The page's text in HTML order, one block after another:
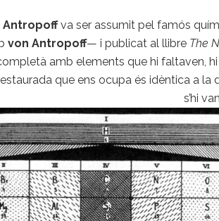
Antropoffva ser assumit pel famós
von Antropoff— i publicat al llibre The
amb elements que hi faltaven,
que ens ocupa és idèntica a la
s’hi